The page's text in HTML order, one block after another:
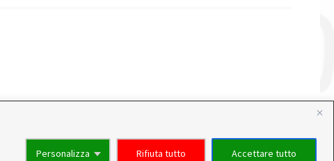
Personalizza Rifiuta tutto Accettare tutto